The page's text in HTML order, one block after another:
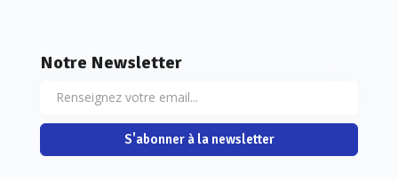
Notre Newsletter
S'abonner à la newsletter